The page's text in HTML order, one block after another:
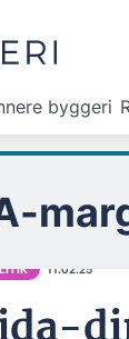
byggeri
11.02.25